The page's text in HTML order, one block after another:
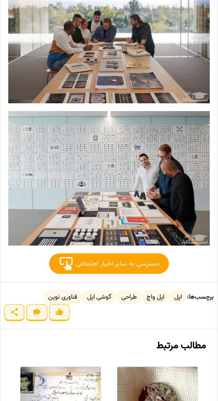
دسترسی به سایر اخبار اجتماعی
برچسب‌ها: اپل اپل واچ طراحی گوشی اپل فناوری نوین
مطالب مرتبط